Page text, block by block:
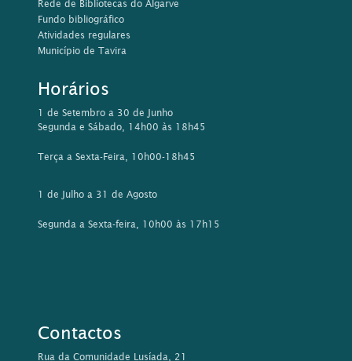
Rede de Bibliotecas do Algarve
Fundo bibliográfico
Atividades regulares
Município de Tavira
Horários
1 de Setembro a 30 de Junho
Segunda e Sábado, 14h00 às 18h45
Terça a Sexta-Feira, 10h00-18h45
1 de Julho a 31 de Agosto
Segunda a Sexta-feira, 10h00 às 17h15
Contactos
Rua da Comunidade Lusíada, 21